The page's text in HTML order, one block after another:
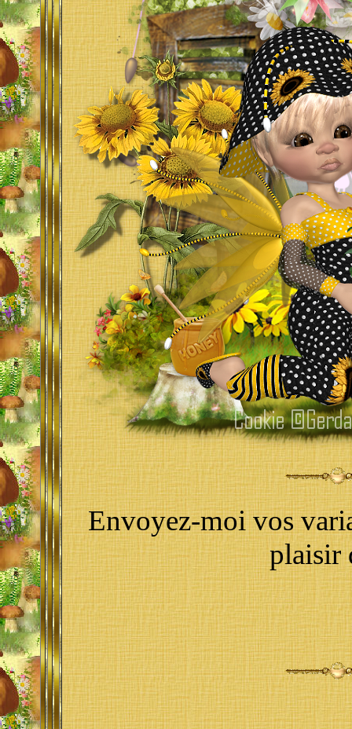
Envoyez-moi vos
plaisir